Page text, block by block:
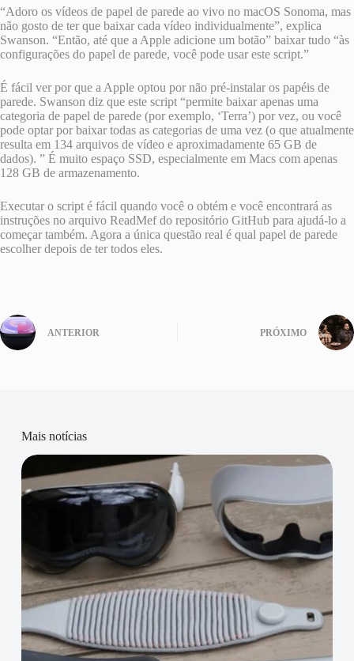
“Adoro os vídeos de papel de parede ao vivo no macOS Sonoma, mas
não gosto de ter que baixar cada vídeo individualmente”, explica
Swanson. “Então, até que a Apple adicione um botão” baixar tudo “às
configurações do papel de parede, você pode usar este script.”
É fácil ver por que a Apple optou por não pré-instalar os papéis de
parede. Swanson diz que este script “permite baixar apenas uma
categoria de papel de parede (por exemplo, ‘Terra’) por vez, ou você
pode optar por baixar todas as categorias de uma vez (o que atualmente
resulta em 134 arquivos de vídeo e aproximadamente 65 GB de
dados). ” É muito espaço SSD, especialmente em Macs com apenas
128 GB de armazenamento.
Executar o script é fácil quando você o obtém e você encontrará as
instruções no arquivo ReadMef do repositório GitHub para ajudá-lo a
começar também. Agora a única questão real é qual papel de parede
escolher depois de ter todos eles.
ANTERIOR PRÓXIMO
Mais notícias